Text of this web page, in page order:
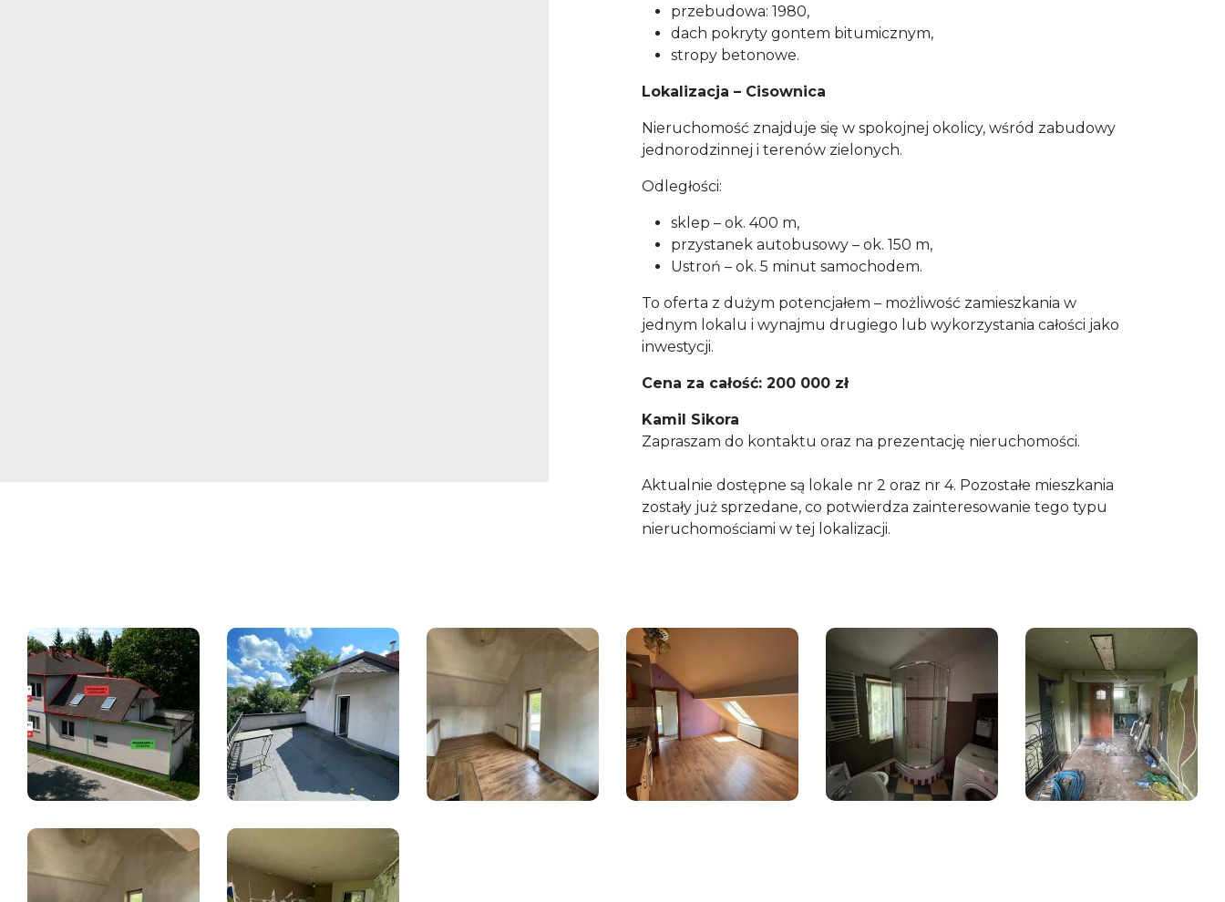
przebudowa: 1980,
dach pokryty gontem bitumicznym,
stropy betonowe.
Lokalizacja – Cisownica
Nieruchomość znajduje się w spokojnej okolicy, wśród zabudowy
jednorodzinnej i terenów zielonych.
Odległości:
sklep – ok. 400 m,
przystanek autobusowy – ok. 150 m,
Ustroń – ok. 5 minut samochodem.
To oferta z dużym potencjałem – możliwość zamieszkania w
jednym lokalu i wynajmu drugiego lub wykorzystania całości jako
inwestycji.
Cena za całość: 200 000 zł
Kamil Sikora
Zapraszam do kontaktu oraz na prezentację nieruchomości.
Aktualnie dostępne są lokale nr 2 oraz nr 4. Pozostałe mieszkania
zostały już sprzedane, co potwierdza zainteresowanie tego typu
nieruchomościami w tej lokalizacji.